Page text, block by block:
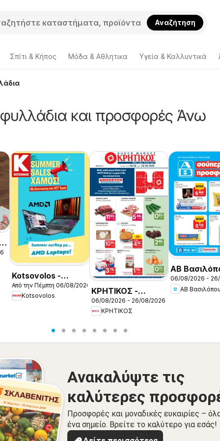
Αναζήτηση
Σπίτι & Κήπος Μόδα & Aθλητικα Υγεία & Καλλυντικά
και προσφορές Άνω
Kotsovolos -
Προσφορές
Από την Πέμπτη 06/08/2026
Kotsovolos
ΚΡΗΤΙΚΟΣ -
Προσφορές
06/08/2026 - 26/08/2026
ΚΡΗΤΙΚΟΣ
ΑΒ
-
06/08/2026 -
ΑΒ
Ανακαλύψτε τις
καλύτερες
Προσφορές και μοναδικές ευκαιρίες –
ένα σημείο. Βρείτε το καλύτερο για εσάς!